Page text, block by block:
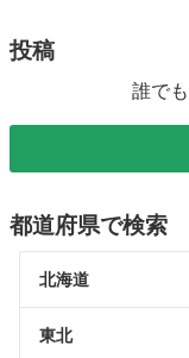
投稿
誰で
都道府県で検索
北海道
東北